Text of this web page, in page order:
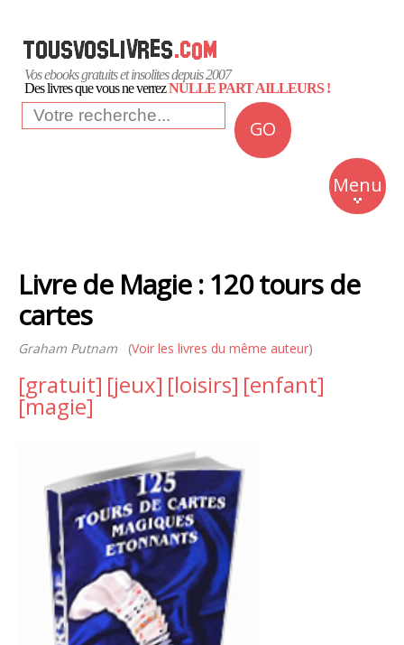
Vos ebooks gratuits et insolites depuis 2007
Des livres que vous ne verrezNULLE PART AILLEURS !
GO
Menu
Insolite
Business
Culture
Livre de Magie : 120 tours de
cartes
Graham Putnam (Voir les livres du même auteur)
[gratuit] [jeux] [loisirs] [enfant]
[magie]